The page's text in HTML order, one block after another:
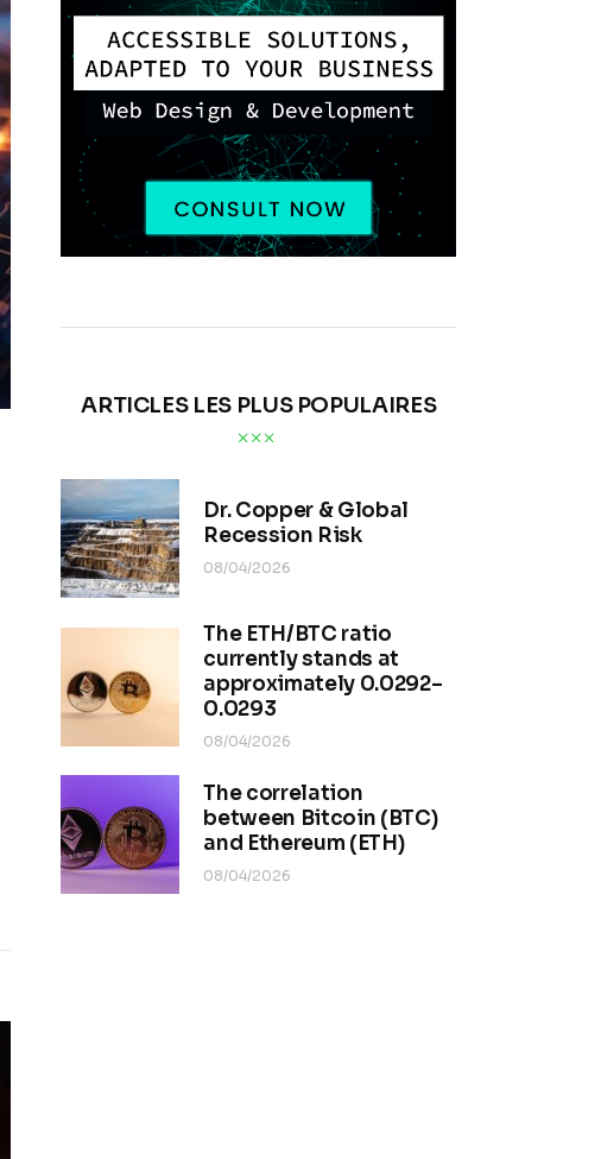
ARTICLES LES PLUS POPULAIRES
Dr. Copper & Global
Recession Risk
08/04/2026
The ETH/BTC ratio
currently stands at
approximately 0.0292–
0.0293
08/04/2026
The correlation
between Bitcoin (BTC)
and Ethereum (ETH)
08/04/2026